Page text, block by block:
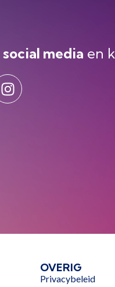
social media en
OVERIG
Privacybeleid